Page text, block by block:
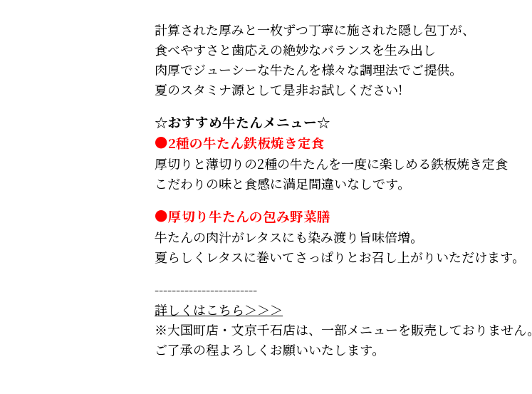
計算された厚みと一枚ずつ丁寧に施された隠し包丁が、
食べやすさと歯応えの絶妙なバランスを生み出し
肉厚でジューシーな牛たんを様々な調理法でご提供。
夏のスタミナ源として是非お試しください!
☆おすすめ牛たんメニュー☆
●2種の牛たん鉄板焼き定食
厚切りと薄切りの2種の牛たんを一度に楽しめる鉄板焼き定食
こだわりの味と食感に満足間違いなしです。
●厚切り牛たんの包み野菜膳
牛たんの肉汁がレタスにも染み渡り旨味倍増。
夏らしくレタスに巻いてさっぱりとお召し上がりいただけます。
------------------------
詳しくはこちら＞＞＞
※大国町店・文京千石店は、一部メニューを販売しておりません。
ご了承の程よろしくお願いいたします。